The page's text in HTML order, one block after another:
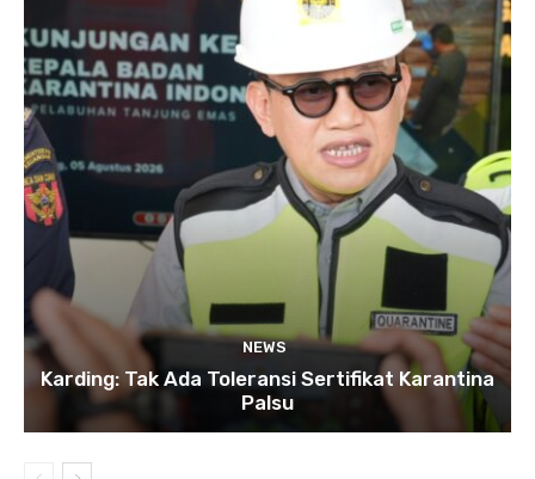
NEWS
Karding: Tak Ada Toleransi Sertifikat Karantina
Palsu